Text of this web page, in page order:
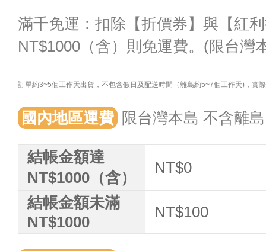
滿千免運：扣除【折價券】與【紅
NT$1000（含）則免運費。(限台灣
訂單約3~5個工作天出貨，不包含假日及配送時間（離島約5~7個工作天)，實
國內地區運費 限台灣本島 不含離島
結帳金額達
NT$1000（含）
NT$0
結帳金額未滿
NT$1000
NT$100